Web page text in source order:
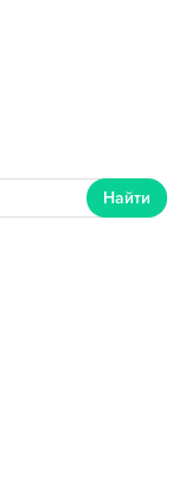
Найти